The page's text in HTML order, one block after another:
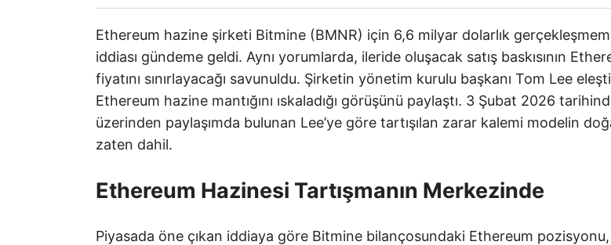
Ethereum hazine şirketi Bitmine (BMNR) için 6,6 milyar dolarlık
iddiası gündeme geldi. Aynı yorumlarda, ileride oluşacak satış baskısının
fiyatını sınırlayacağı savunuldu. Şirketin yönetim kurulu başkanı Tom Lee
Ethereum hazine mantığını ıskaladığı görüşünü paylaştı. 3 Şubat 2026
üzerinden paylaşımda bulunan Lee’ye göre tartışılan zarar kalemi modelin
zaten dahil.
Ethereum Hazinesi Tartışmanın Merkezinde
Piyasada öne çıkan iddiaya göre Bitmine bilançosundaki Ethereum